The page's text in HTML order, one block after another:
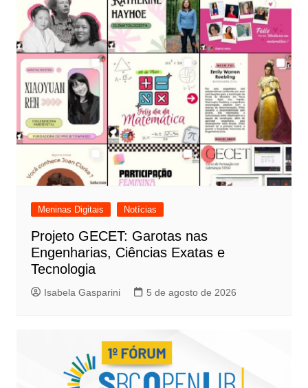
Meninas Digitais Notícias
Projeto GECET: Garotas nas
Engenharias, Ciências Exatas e
Tecnologia
Isabela Gasparini 5 de agosto de 2026